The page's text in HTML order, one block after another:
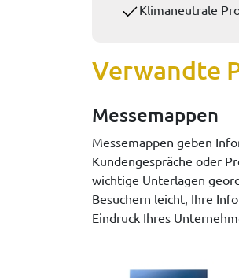
Klimaneutrale
Verwandte
Messemappen
Messemappen geben
Kundengespräche oder
wichtige Unterlagen
Besuchern leicht, Ihre
Eindruck Ihres